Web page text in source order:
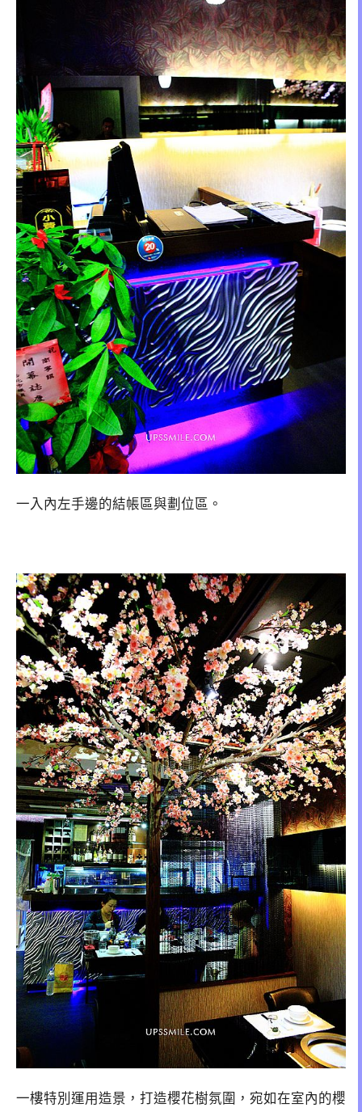
一入內左手邊的結帳區與劃位區。
一樓特別運用造景，打造櫻花樹氛圍，宛如在室內的櫻